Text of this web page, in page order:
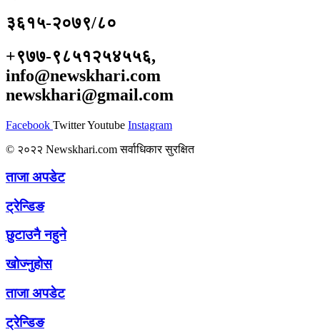
३६१५-२०७९/८०
+९७७-९८५१२५४५५६,
info@newskhari.com
newskhari@gmail.com
Facebook TwitterYoutube Instagram
© २०२२ Newskhari.com सर्वाधिकार सुरक्षित
ताजा अपडेट
ट्रेन्डिङ
छुटाउनै नहुने
खोज्नुहोस
ताजा अपडेट
ट्रेन्डिङ